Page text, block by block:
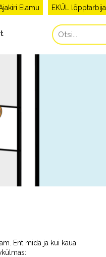
EKÜL lõpptarbija
Elamu
Ent mida ja kui kaua